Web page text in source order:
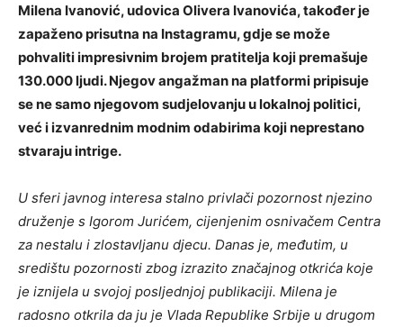
Milena Ivanović, udovica Olivera Ivanovića, također je
zapaženo prisutna na Instagramu, gdje se može
pohvaliti impresivnim brojem pratitelja koji premašuje
130.000 ljudi. Njegov angažman na platformi pripisuje
se ne samo njegovom sudjelovanju u lokalnoj politici,
već i izvanrednim modnim odabirima koji neprestano
stvaraju intrige.
U sferi javnog interesa stalno privlači pozornost njezino
druženje s Igorom Jurićem, cijenjenim osnivačem Centra
za nestalu i zlostavljanu djecu. Danas je, međutim, u
središtu pozornosti zbog izrazito značajnog otkrića koje
je iznijela u svojoj posljednjoj publikaciji. Milena je
radosno otkrila da ju je Vlada Republike Srbije u drugom